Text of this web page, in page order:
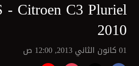
- Citroen C3 Pluriel
2010
01 كانون الثاني 2013, 12:00 ص